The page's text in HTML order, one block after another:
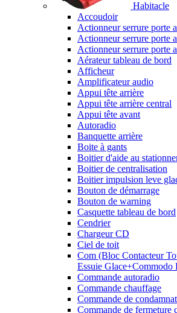
Habitacle
Accoudoir
Actionneur serrure porte
Actionneur serrure porte
Actionneur serrure porte
Aérateur tableau de bord
Afficheur
Amplificateur audio
Appui tête arrière
Appui tête arrière central
Appui tête avant
Autoradio
Banquette arrière
Boite à gants
Boitier d'aide au
Boitier de centralisation
Boitier impulsion leve
Bouton de démarrage
Bouton de warning
Casquette tableau de bord
Cendrier
Chargeur CD
Ciel de toit
Com (Bloc Contacteur
Essuie Glace+Commodo
Commande autoradio
Commande chauffage
Commande de
Commande de fermeture